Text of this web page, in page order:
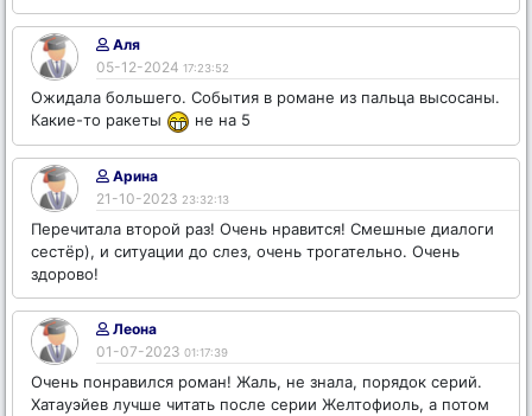
Аля
05-12-2024 17:23:52
Ожидала большего. События в романе из пальца высосаны.
Какие-то ракеты
не на 5
Арина
21-10-2023 23:32:13
Перечитала второй раз! Очень нравится! Смешные диалоги
сестёр), и ситуации до слез, очень трогательно. Очень
здорово!
Леона
01-07-2023 01:17:39
Очень понравился роман! Жаль, не знала, порядок серий.
Хатауэйев лучше читать после серии Желтофиоль, а потом